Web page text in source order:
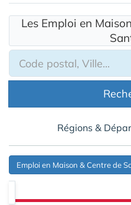
Les Emploi en
Régions &
Emploi en Maison & Centre de